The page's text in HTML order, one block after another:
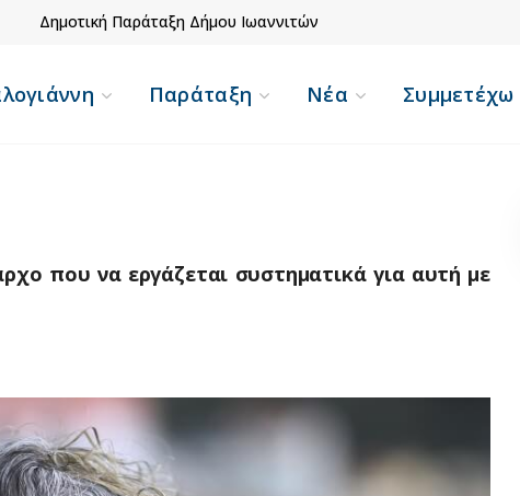
Δημοτική Παράταξη Δήμου Ιωαννιτών
Παράταξη Νέα Συμμετέχω
που να εργάζεται συστηματικά για αυτή με